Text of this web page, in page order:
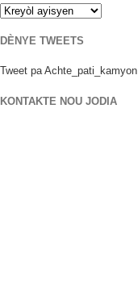
DÈNYE TWEETS
Tweet pa Achte_pati_kamyon
KONTAKTE NOU JODIA